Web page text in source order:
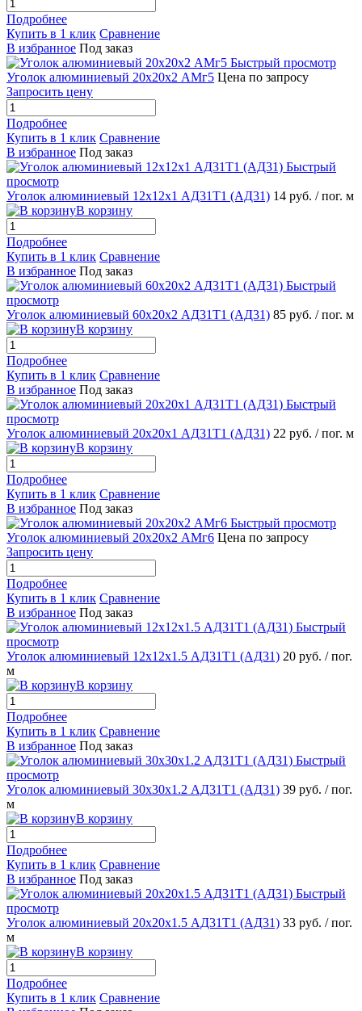
Подробнее
Купить в 1 клик Сравнение
В избранное Под заказ
Быстрый просмотр
Уголок алюминиевый 20х20х2 АМг5 Цена по запросу
Запросить цену
Подробнее
Купить в 1 клик Сравнение
В избранное Под заказ
Быстрый
просмотр
Уголок алюминиевый 12х12х1 АД31Т1 (АД31) 14 руб. / пог. м
В корзину
Подробнее
Купить в 1 клик Сравнение
В избранное Под заказ
Быстрый
просмотр
Уголок алюминиевый 60х20х2 АД31Т1 (АД31) 85 руб. / пог. м
В корзину
Подробнее
Купить в 1 клик Сравнение
В избранное Под заказ
Быстрый
просмотр
Уголок алюминиевый 20х20х1 АД31Т1 (АД31) 22 руб. / пог. м
В корзину
Подробнее
Купить в 1 клик Сравнение
В избранное Под заказ
Быстрый просмотр
Уголок алюминиевый 20х20х2 АМг6 Цена по запросу
Запросить цену
Подробнее
Купить в 1 клик Сравнение
В избранное Под заказ
Быстрый
просмотр
Уголок алюминиевый 12х12х1.5 АД31Т1 (АД31) 20 руб. / пог.
м
В корзину
Подробнее
Купить в 1 клик Сравнение
В избранное Под заказ
Быстрый
просмотр
Уголок алюминиевый 30х30х1.2 АД31Т1 (АД31) 39 руб. / пог.
м
В корзину
Подробнее
Купить в 1 клик Сравнение
В избранное Под заказ
Быстрый
просмотр
Уголок алюминиевый 20х20х1.5 АД31Т1 (АД31) 33 руб. / пог.
м
В корзину
Подробнее
Купить в 1 клик Сравнение